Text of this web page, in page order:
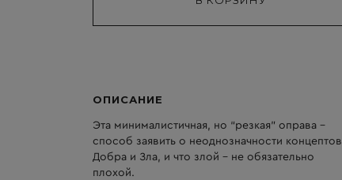
ОПИСАНИЕ
Эта минималистичная, но “резкая” оправа –
способ заявить о неоднозначности концептов
Добра и Зла, и что злой – не обязательно
плохой.